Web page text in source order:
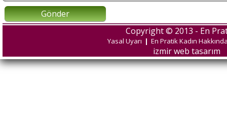
Gönder
Copyright © 2013 - En
Yasal Uyarı | En Pratik Kadın
izmir web tasarım